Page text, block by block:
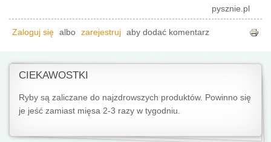
pysznie.pl
Zaloguj się albo zarejestruj aby dodać komentarz
CIEKAWOSTKI
Ryby są zaliczane do najzdrowszych produktów. Powinno się
je jeść zamiast mięsa 2-3 razy w tygodniu.